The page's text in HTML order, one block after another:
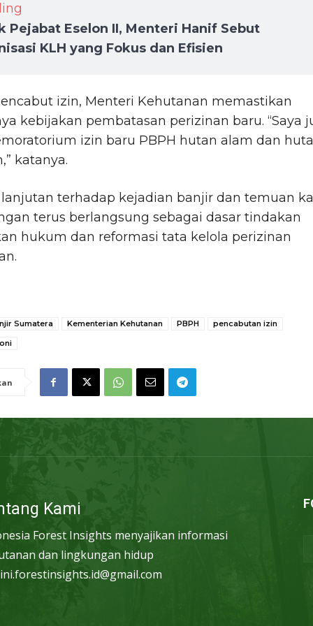
Pejabat Eselon II, Menteri Hanif Sebut
KLH yang Fokus dan Efisien
izin, Menteri Kehutanan memastikan
kebijakan pembatasan perizinan baru. “Saya
izin baru PBPH hutan alam dan
katanya.
lanjutan terhadap kejadian banjir dan temuan
terus berlangsung sebagai dasar tindakan
hukum dan reformasi tata kelola perizinan
Sumatera Kementerian Kehutanan PBPH
pencabutan izin
Kami
Forest Insights menyajikan informasi
dan lingkungan hidup